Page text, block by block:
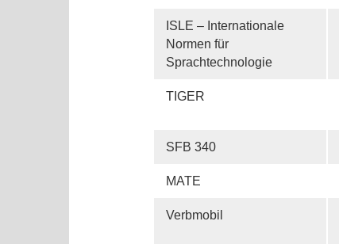
ISLE – Internationale
Normen für
Sprachtechnologie
TIGER
SFB 340
MATE
Verbmobil